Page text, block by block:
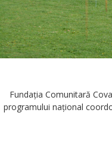
Fundaţia Comunitară
programului naţional